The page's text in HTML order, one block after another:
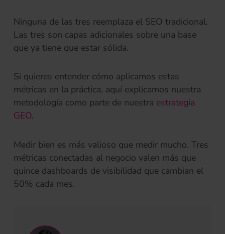
Ninguna de las tres reemplaza el SEO tradicional.
Las tres son capas adicionales sobre una base
que ya tiene que estar sólida.
Si quieres entender cómo aplicamos estas
métricas en la práctica, aquí explicamos nuestra
metodología como parte de nuestra estrategia
GEO.
Medir bien es más valioso que medir mucho. Tres
métricas conectadas al negocio valen más que
quince dashboards de visibilidad que cambian el
50% cada mes.